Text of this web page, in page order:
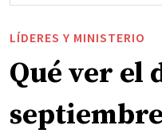
LÍDERES Y MINISTERIO
Qué ver el